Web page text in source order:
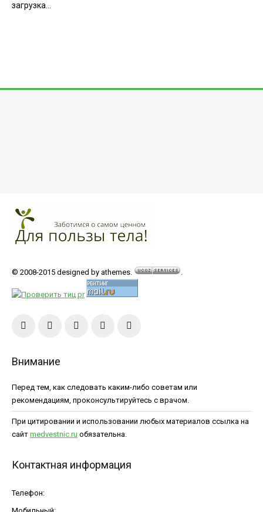
загрузка...
© 2008-2015 designed by athemes. .
Внимание
Перед тем, как следовать каким-либо советам или
рекомендациям, проконсультируйтесь с врачом.
При цитировании и использовании любых материалов ссылка на
сайт medvestnic.ru обязательна.
Контактная информация
Телефон: